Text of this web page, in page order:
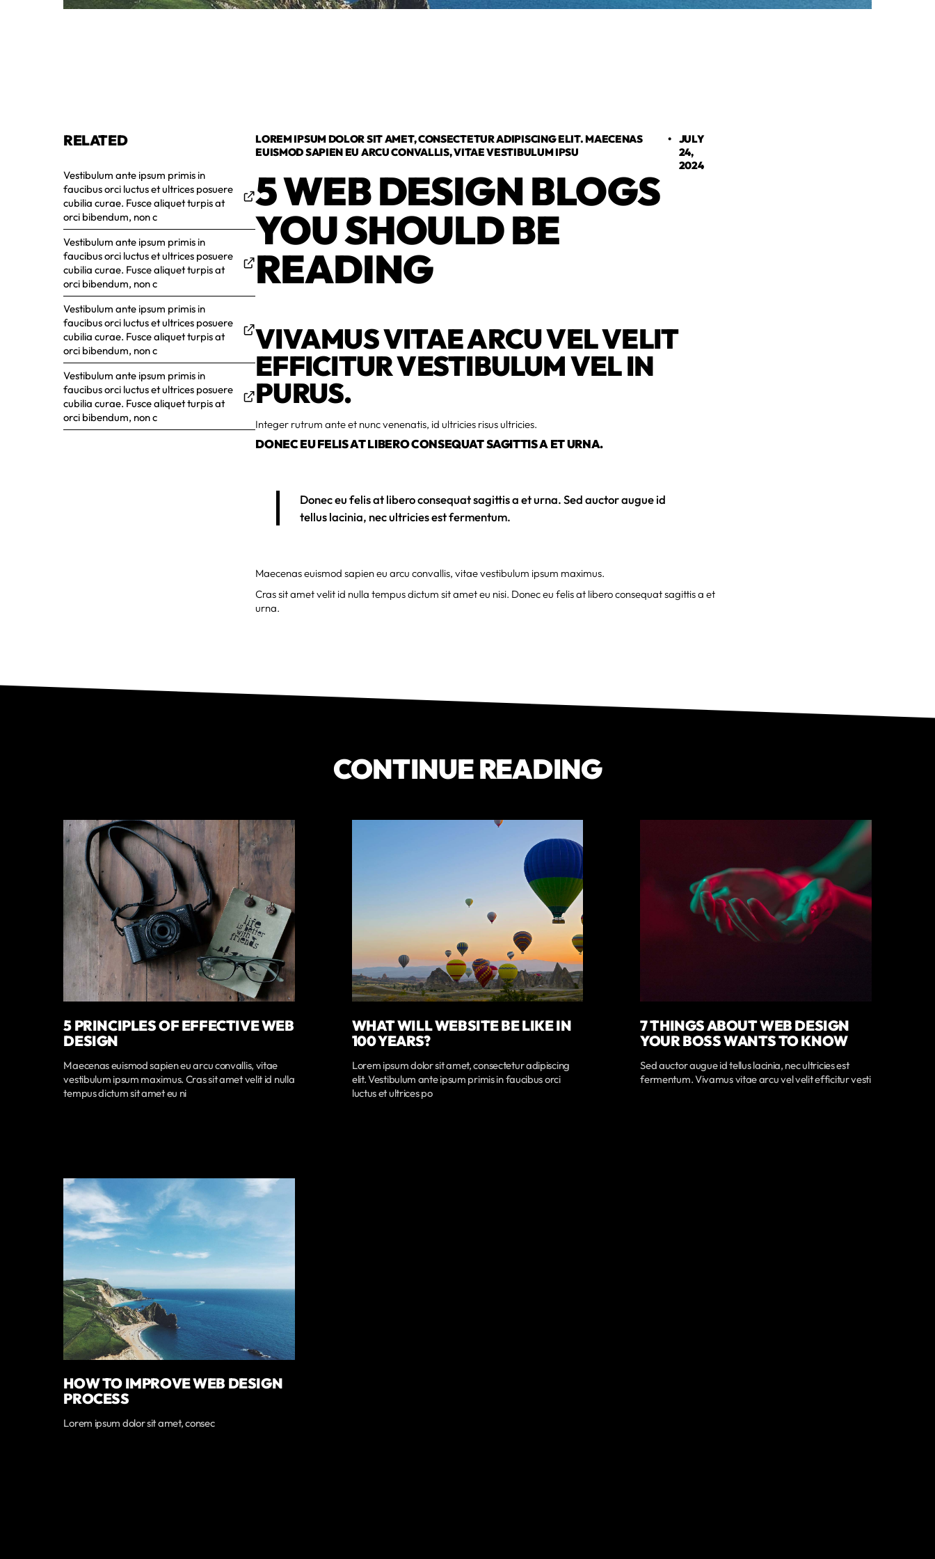
RELATED
Vestibulum ante ipsum primis in
faucibus orci luctus et ultrices posuere
cubilia curae. Fusce aliquet turpis at
orci bibendum, non c
Vestibulum ante ipsum primis in
faucibus orci luctus et ultrices posuere
cubilia curae. Fusce aliquet turpis at
orci bibendum, non c
Vestibulum ante ipsum primis in
faucibus orci luctus et ultrices posuere
cubilia curae. Fusce aliquet turpis at
orci bibendum, non c
Vestibulum ante ipsum primis in
faucibus orci luctus et ultrices posuere
cubilia curae. Fusce aliquet turpis at
orci bibendum, non c
LOREM IPSUM DOLOR SIT AMET, CONSECTETUR ADIPISCING ELIT. MAECENAS
EUISMOD SAPIEN EU ARCU CONVALLIS, VITAE VESTIBULUM IPSU
•JULY
24,
2024
5 WEB DESIGN BLOGS
YOU SHOULD BE
READING
VIVAMUS VITAE ARCU VEL VELIT
EFFICITUR VESTIBULUM VEL IN
PURUS.
Integer rutrum ante et nunc venenatis, id ultricies risus ultricies.
DONEC EU FELIS AT LIBERO CONSEQUAT SAGITTIS A ET URNA.
Donec eu felis at libero consequat sagittis a et urna. Sed auctor augue id
tellus lacinia, nec ultricies est fermentum.
Maecenas euismod sapien eu arcu convallis, vitae vestibulum ipsum maximus.
Cras sit amet velit id nulla tempus dictum sit amet eu nisi. Donec eu felis at libero consequat sagittis a et
urna.
CONTINUE READING
5 PRINCIPLES OF EFFECTIVE WEB
DESIGN
Maecenas euismod sapien eu arcu convallis, vitae
vestibulum ipsum maximus. Cras sit amet velit id nulla
tempus dictum sit amet eu ni
WHAT WILL WEBSITE BE LIKE IN
100 YEARS?
Lorem ipsum dolor sit amet, consectetur adipiscing
elit. Vestibulum ante ipsum primis in faucibus orci
luctus et ultrices po
7 THINGS ABOUT WEB DESIGN
YOUR BOSS WANTS TO KNOW
Sed auctor augue id tellus lacinia, nec ultricies est
fermentum. Vivamus vitae arcu vel velit efficitur vesti
HOW TO IMPROVE WEB DESIGN
PROCESS
Lorem ipsum dolor sit amet, consec